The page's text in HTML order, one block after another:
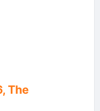
The